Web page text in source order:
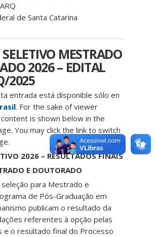
de Santa Catarina
SELETIVO MESTRADO
2026 – EDITAL
2025
entrada está disponible sólo en
. For the sake of viewer
is shown below in the
You may click the link to switch
2026 – RESULTADOS FINAIS
E DOUTORADO
para Mestrado e
de Pós-Graduação em
publicam o resultado da
referentes à opção pelas
e o resultado final do Processo